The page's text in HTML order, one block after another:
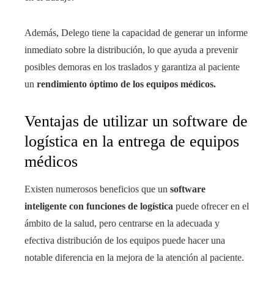
Además, Delego tiene la capacidad de generar un informe
inmediato sobre la distribución, lo que ayuda a prevenir
posibles demoras en los traslados y garantiza al paciente
un rendimiento óptimo de los equipos médicos.
Ventajas de utilizar un software de
logística en la entrega de equipos
médicos
Existen numerosos beneficios que un software
inteligente con funciones de logística puede ofrecer en el
ámbito de la salud, pero centrarse en la adecuada y
efectiva distribución de los equipos puede hacer una
notable diferencia en la mejora de la atención al paciente.